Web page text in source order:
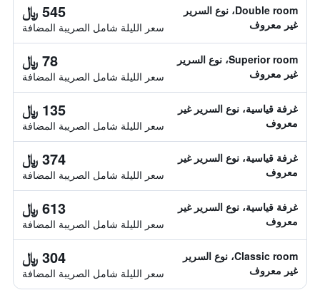
Double room، نوع السرير
غير معروف
545 ﷼
سعر الليلة شامل الصريبة المضافة
Superior room، نوع السرير
غير معروف
78 ﷼
سعر الليلة شامل الصريبة المضافة
غرفة قياسية، نوع السرير غير
معروف
135 ﷼
سعر الليلة شامل الصريبة المضافة
غرفة قياسية، نوع السرير غير
معروف
374 ﷼
سعر الليلة شامل الصريبة المضافة
غرفة قياسية، نوع السرير غير
معروف
613 ﷼
سعر الليلة شامل الصريبة المضافة
Classic room، نوع السرير
غير معروف
304 ﷼
سعر الليلة شامل الصريبة المضافة